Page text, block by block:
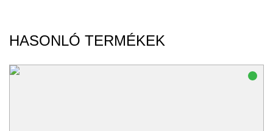
HASONLÓ TERMÉKEK